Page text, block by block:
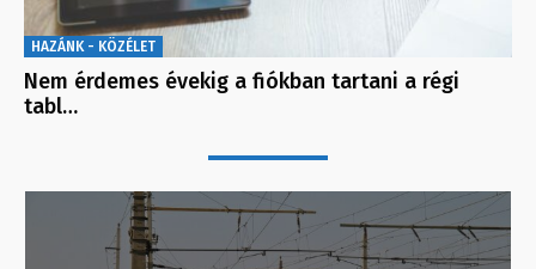
HAZÁNK - KÖZÉLET
Nem érdemes évekig a fiókban tartani a régi
tabl…